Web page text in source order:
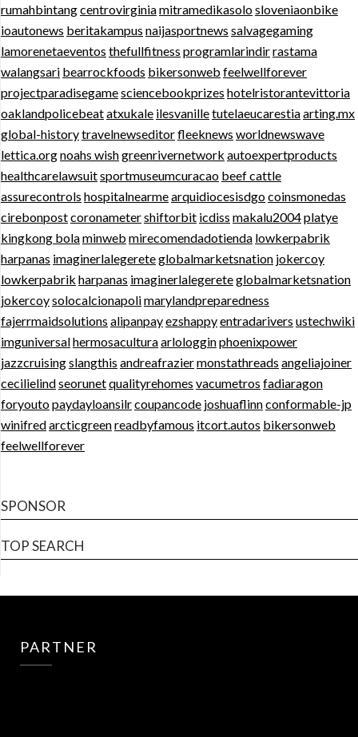
rumahbintangcentrovirginiamitramedikasolosloveniaonbike
ioautonews beritakampus naijasportnews salvagegaming
lamorenetaeventos thefullfitness programlarindirrastama
walangsari bearrockfoods bikersonweb feelwellforever
projectparadisegamesciencebookprizes hotelristorantevittoria
oaklandpolicebeatatxukale ilesvanilletutelaeucarestiaarting.mx
global-historytravelnewseditorfleeknews worldnewswave
lettica.orgnoahs wishgreenrivernetwork autoexpertproducts
healthcarelawsuitsportmuseumcuracao beef cattle
assurecontrols hospitalnearmearquidiocesisdgocoinsmonedas
cirebonpostcoronametershiftorbit icdiss makalu2004platye
kingkong bolaminweb mirecomendadotienda lowkerpabrik
harpanas imaginerlalegereteglobalmarketsnation jokercoy
lowkerpabrik harpanas imaginerlalegereteglobalmarketsnation
jokercoysolocalcionapolimarylandpreparedness
fajerrmaidsolutions alipanpayezshappyentradarivers ustechwiki
imguniversalhermosaculturaarlologginphoenixpower
jazzcruisingslangthis andreafraziermonstathreads angeliajoiner
cecilielindseorunetqualityrehomes vacumetros fadiaragon
foryoutopaydayloansilrcoupancode joshuaflinnconformable-jp
winifredarcticgreenreadbyfamous itcort.autos bikersonweb
feelwellforever
SPONSOR
TOP SEARCH
PARTNER